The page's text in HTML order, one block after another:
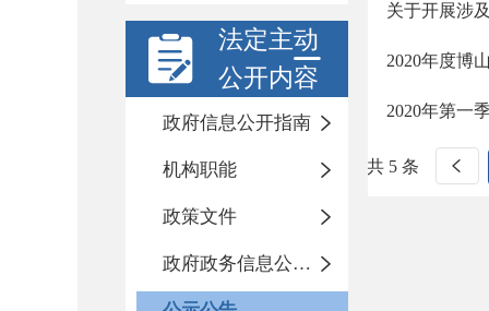
法定主动
公开内容
政府信息公开指南
机构职能
政策文件
政府政务信息公开目录
关于开展涉
2020年度博
2020年第一
共 5 条